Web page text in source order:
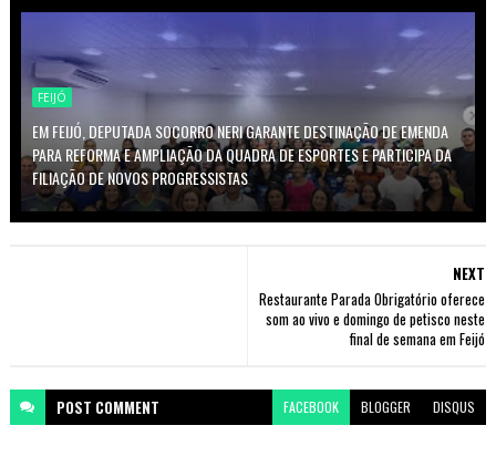
FEIJÓ
EM FEIJÓ, DEPUTADA SOCORRO NERI GARANTE DESTINAÇÃO DE EMENDA
PARA REFORMA E AMPLIAÇÃO DA QUADRA DE ESPORTES E PARTICIPA DA
FILIAÇÃO DE NOVOS PROGRESSISTAS
NEXT
Restaurante Parada Obrigatório oferece
som ao vivo e domingo de petisco neste
final de semana em Feijó
POST COMMENT FACEBOOK BLOGGER DISQUS